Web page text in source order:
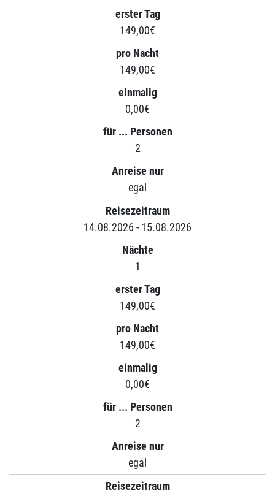
erster Tag
149,00€
pro Nacht
149,00€
einmalig
0,00€
für ... Personen
2
Anreise nur
egal
Reisezeitraum
14.08.2026 - 15.08.2026
Nächte
1
erster Tag
149,00€
pro Nacht
149,00€
einmalig
0,00€
für ... Personen
2
Anreise nur
egal
Reisezeitraum